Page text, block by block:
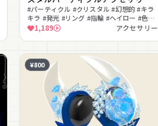
【VRchat想定】
#パーティクル #クリスタル #幻想的 #キラ
キラ #発光 #リング #指輪 #ヘイロー #色変
え #ファンタジー
1,189 アクセサリー
¥800